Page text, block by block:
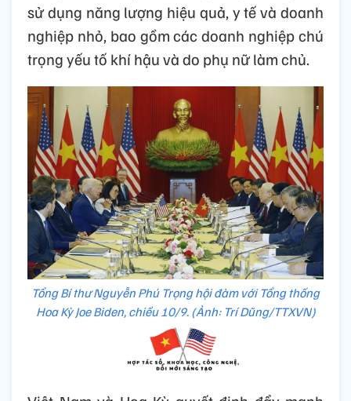
sử dụng năng lượng hiệu quả, y tế và doanh
nghiệp nhỏ, bao gồm các doanh nghiệp chú
trọng yếu tố khí hậu và do phụ nữ làm chủ.
Tổng Bí thư Nguyễn Phú Trọng hội đàm với Tổng thống
Hoa Kỳ Joe Biden, chiều 10/9. (Ảnh: Trí Dũng/TTXVN)